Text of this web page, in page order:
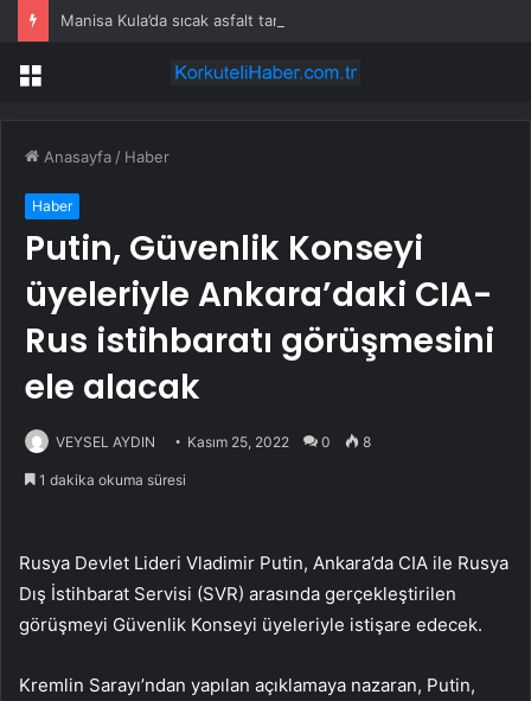
Manisa Kula’da sıcak asfalt tamamlandı
Menü
Anasayfa / Haber
Haber
Putin, Güvenlik Konseyi
üyeleriyle Ankara’daki CIA-
Rus istihbaratı görüşmesini
ele alacak
VEYSEL AYDIN Kasım 25, 2022 0 8
1 dakika okuma süresi
Rusya Devlet Lideri Vladimir Putin, Ankara’da CIA ile Rusya
Dış İstihbarat Servisi (SVR) arasında gerçekleştirilen
görüşmeyi Güvenlik Konseyi üyeleriyle istişare edecek.
Kremlin Sarayı’ndan yapılan açıklamaya nazaran, Putin,